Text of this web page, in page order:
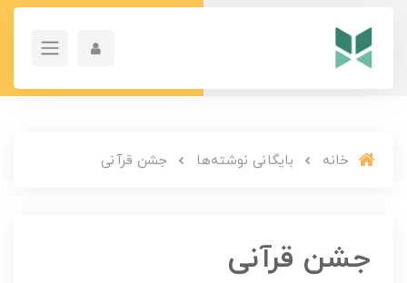
خانه بایگانی نوشته‌ها جشن قرآنی
جشن قرآنی